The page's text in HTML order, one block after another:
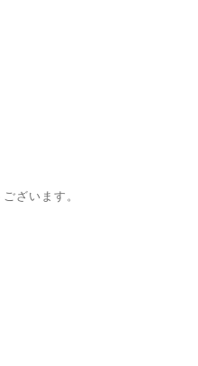
ざいます。